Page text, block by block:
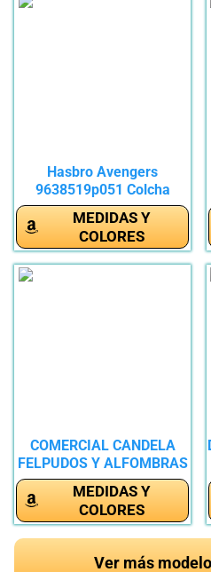
Hasbro Avengers
9638519p051 Colcha
Estampada, 100%...
MEDIDAS Y
COLORES
COMERCIAL CANDELA
FELPUDOS Y ALFOMBRAS
Colcha...
MEDIDAS Y
COLORES
Ver más